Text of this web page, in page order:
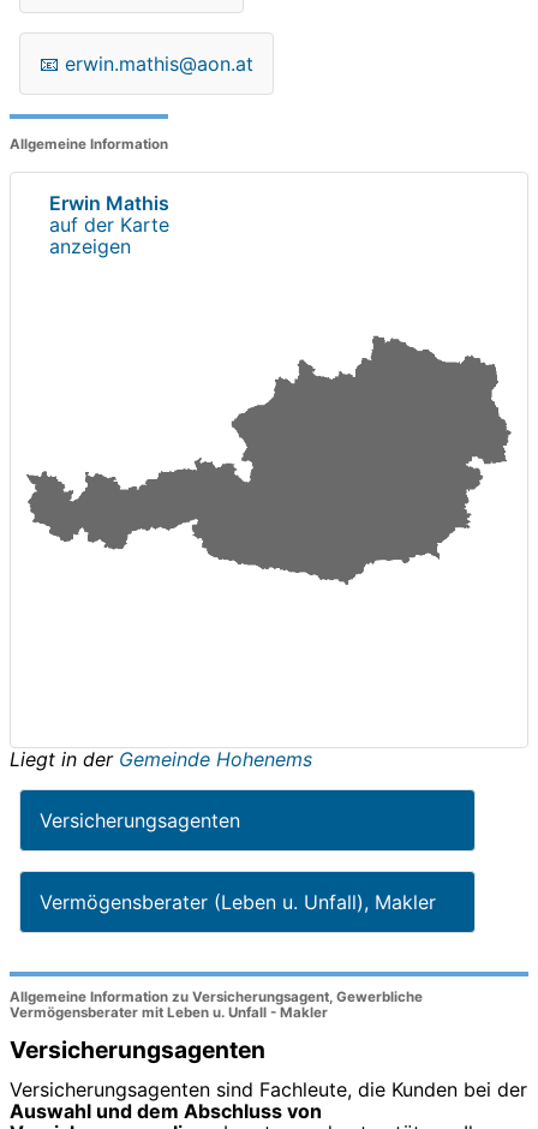
📧 erwin.mathis@aon.at
Allgemeine Information
Erwin Mathis
auf der Karte
anzeigen
Liegt in der Gemeinde Hohenems
Versicherungsagenten
Vermögensberater (Leben u. Unfall), Makler
Allgemeine Information zu Versicherungsagent, Gewerbliche
Vermögensberater mit Leben u. Unfall - Makler
Versicherungsagenten
Versicherungsagenten sind Fachleute, die Kunden bei der
Auswahl und dem Abschluss von